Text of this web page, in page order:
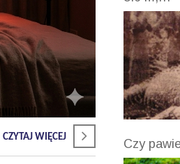
CZYTAJ WIĘCEJ
Czy